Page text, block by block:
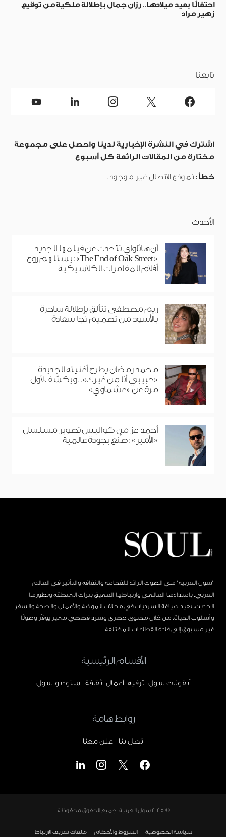
احتفالًا بعيد ميلادها.. رزان جمال بإطلالة ملكية من توقيع
زهير مراد
تابعنا
اشترك في النشرة الإخبارية لدينا واحصل على مجموعة
مختارة من المقالات الرائعة كل أسبوع
خطأ: نموذج الاتصال غير موجود.
الأحدث
آن هاثاواي تتحدث عن فيلمها الجديد
«The End of Oak Street»: يستلهم روح
أفلام المغامرات الكلاسيكية
ريم مصطفى تتألق بإطلالة ساحرة
بالأسود من تصميم نجا سعادة
محمد رمضان يطرح أغنيته الجديدة
«حبيبي أنا من غيرك».. ويكشف لأول
مرة عن «عشماوي»
أحمد عز من كواليس تصوير مسلسل
«الأمير»: صُنع بجودة عالمية
"سول العربية" هي الصوت الرائد للفخامة والثقافة والتأثير في العالم
العربي. بامتدادها العالمي وارتباطها العميق بتراث المنطقة وتطورها
الحديث، نعيد صياغة السرديات في مجالات الموضة والأعمال والصحة والسفر
وأسلوب الحياة، من خلال محتوى حصري وسرد قصصي مميز يوفّر وصولًا
غير مسبوق إلى قادة القطاعات المختلفة.
الأقسام الرئيسية
أيقونات سول ترفيه أعمال ثقافة استوديو سول
روابط هامة
اتصل بنا اعلن معنا
© 2025 سول العربية. جميع الحقوق محفوظة.
سياسة الخصوصية الشروط والأحكام ملفات تعريف الارتباط